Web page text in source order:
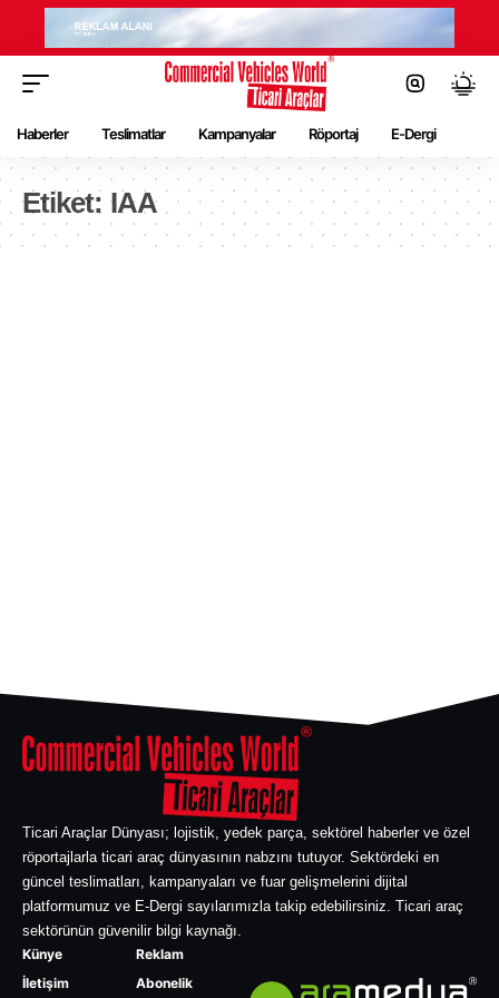
Haberler Teslimatlar Kampanyalar Röportaj E-Dergi
Etiket: IAA
Ticari Araçlar Dünyası; lojistik, yedek parça, sektörel haberler ve özel
röportajlarla ticari araç dünyasının nabzını tutuyor. Sektördeki en
güncel teslimatları, kampanyaları ve fuar gelişmelerini dijital
platformumuz ve E-Dergi sayılarımızla takip edebilirsiniz. Ticari araç
sektörünün güvenilir bilgi kaynağı.
Künye
İletişim
Reklam
Abonelik